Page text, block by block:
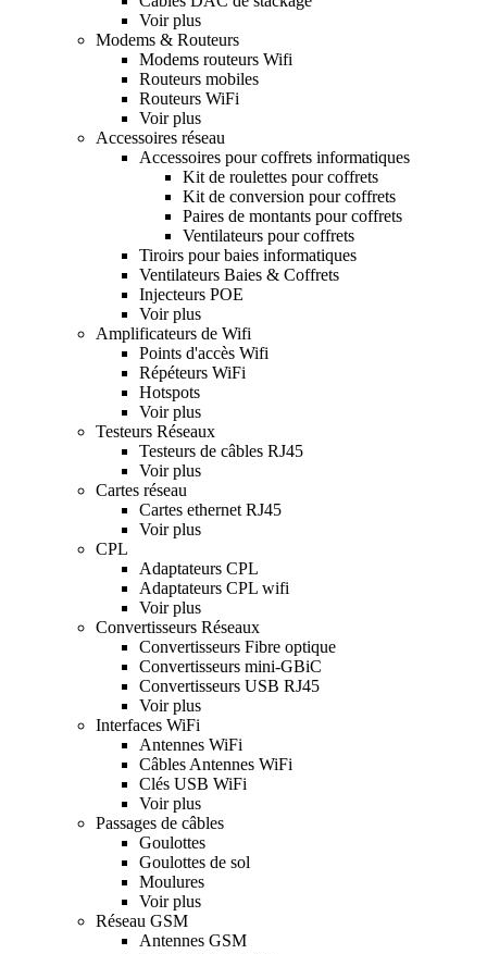
Voir plus
Modems & Routeurs
Modems routeurs Wifi
Routeurs mobiles
Routeurs WiFi
Voir plus
Accessoires réseau
Accessoires pour coffrets informatiques
Kit de roulettes pour coffrets
Kit de conversion pour coffrets
Paires de montants pour coffrets
Ventilateurs pour coffrets
Tiroirs pour baies informatiques
Ventilateurs Baies & Coffrets
Injecteurs POE
Voir plus
Amplificateurs de Wifi
Points d'accès Wifi
Répéteurs WiFi
Hotspots
Voir plus
Testeurs Réseaux
Testeurs de câbles RJ45
Voir plus
Cartes réseau
Cartes ethernet RJ45
Voir plus
CPL
Adaptateurs CPL
Adaptateurs CPL wifi
Voir plus
Convertisseurs Réseaux
Convertisseurs Fibre optique
Convertisseurs mini-GBiC
Convertisseurs USB RJ45
Voir plus
Interfaces WiFi
Antennes WiFi
Câbles Antennes WiFi
Clés USB WiFi
Voir plus
Passages de câbles
Goulottes
Goulottes de sol
Moulures
Voir plus
Réseau GSM
Antennes GSM